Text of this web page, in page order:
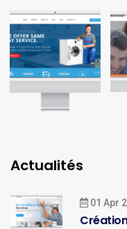
Actualités
01 Apr